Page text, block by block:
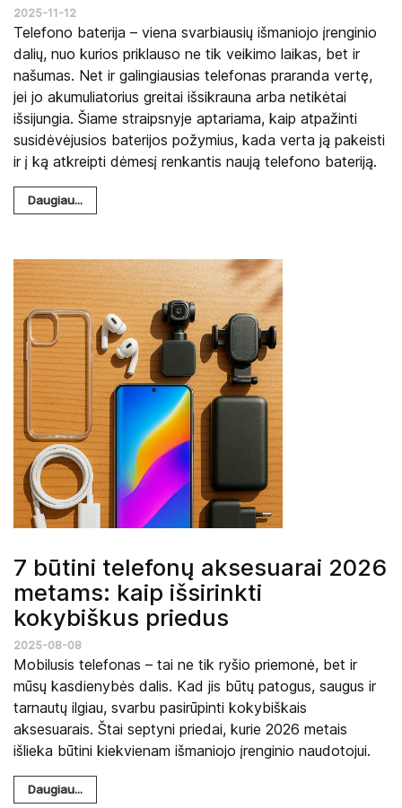
2025-11-12
Telefono baterija – viena svarbiausių išmaniojo įrenginio
dalių, nuo kurios priklauso ne tik veikimo laikas, bet ir
našumas. Net ir galingiausias telefonas praranda vertę,
jei jo akumuliatorius greitai išsikrauna arba netikėtai
išsijungia. Šiame straipsnyje aptariama, kaip atpažinti
susidėvėjusios baterijos požymius, kada verta ją pakeisti
ir į ką atkreipti dėmesį renkantis naują telefono bateriją.
Daugiau...
7 būtini telefonų aksesuarai 2026
metams: kaip išsirinkti
kokybiškus priedus
2025-08-08
Mobilusis telefonas – tai ne tik ryšio priemonė, bet ir
mūsų kasdienybės dalis. Kad jis būtų patogus, saugus ir
tarnautų ilgiau, svarbu pasirūpinti kokybiškais
aksesuarais. Štai septyni priedai, kurie 2026 metais
išlieka būtini kiekvienam išmaniojo įrenginio naudotojui.
Daugiau...